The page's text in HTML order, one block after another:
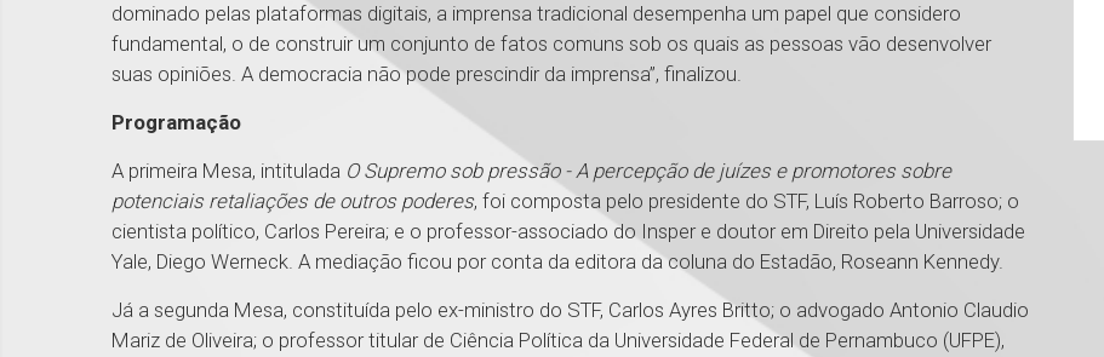
dominado pelas plataformas digitais, a imprensa tradicional desempenha um papel que considero
fundamental, o de construir um conjunto de fatos comuns sob os quais as pessoas vão desenvolver
suas opiniões. A democracia não pode prescindir da imprensa”, finalizou.
Programação
A primeira Mesa, intitulada O Supremo sob pressão - A percepção de juízes e promotores sobre
potenciais retaliações de outros poderes, foi composta pelo presidente do STF, Luís Roberto Barroso; o
cientista político, Carlos Pereira; e o professor-associado do Insper e doutor em Direito pela Universidade
Yale, Diego Werneck. A mediação ficou por conta da editora da coluna do Estadão, Roseann Kennedy.
Já a segunda Mesa, constituída pelo ex-ministro do STF, Carlos Ayres Britto; o advogado Antonio Claudio
Mariz de Oliveira; o professor titular de Ciência Política da Universidade Federal de Pernambuco (UFPE),